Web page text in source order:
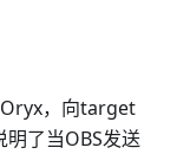
，向target
明了当OBS发送